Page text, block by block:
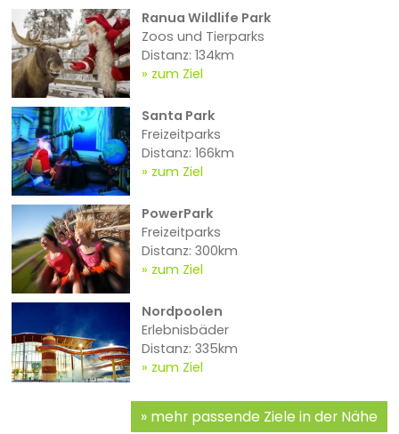
Ranua Wildlife Park
Zoos und Tierparks
Distanz: 134km
zum Ziel
Santa Park
Freizeitparks
Distanz: 166km
zum Ziel
PowerPark
Freizeitparks
Distanz: 300km
zum Ziel
Nordpoolen
Erlebnisbäder
Distanz: 335km
zum Ziel
mehr passende Ziele in der Nähe